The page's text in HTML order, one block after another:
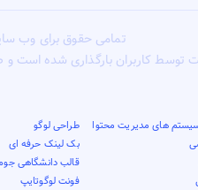
تمامی حقوق برای وب
توسط کاربران بارگذاری شده است
های مدیریت محتوا طراحی لوگو
بک لینک حرفه ای
قالب دانشگاهی
فونت لوگوتایپ